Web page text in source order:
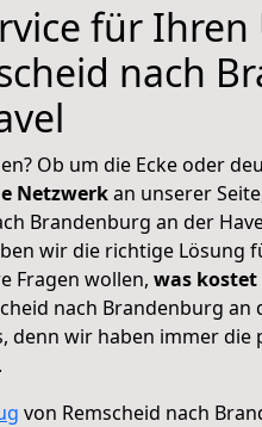
für Ihren
nach
Ob um die Ecke oder
Netzwerkan unserer
Brandenburg an der
wir die richtige Lösung
Fragen wollen, was
nach Brandenburg an
denn wir haben immer
von Remscheid nach